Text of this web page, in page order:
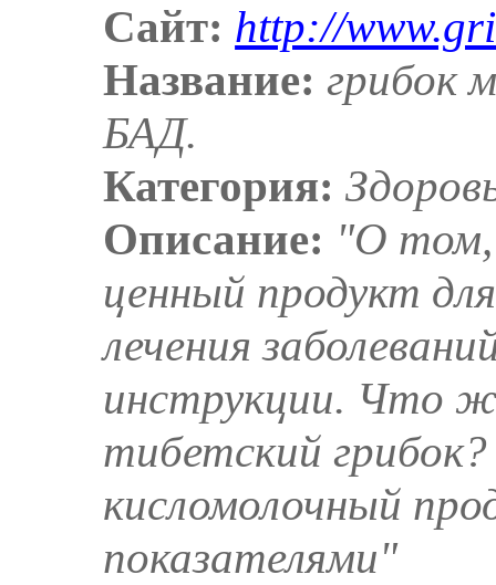
Сайт: http://
Название: грибок
БАД.
Категория:
Описание: "О том,
ценный продукт
лечения
инструкции. Что
тибетский
кисломолочный
показателями"